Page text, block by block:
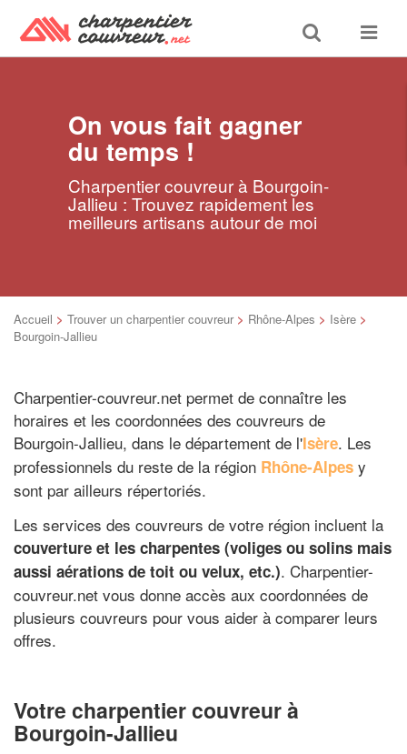
Toggle
search
Toggle
On vous fait gagner
du temps !
Charpentier couvreur à Bourgoin-
Jallieu : Trouvez rapidement les
meilleurs artisans autour de moi
Accueil > Trouver un charpentier couvreur > Rhône-Alpes > Isère >
Bourgoin-Jallieu
Charpentier-couvreur.net permet de connaître les
horaires et les coordonnées des couvreurs de
Bourgoin-Jallieu, dans le département de l'Isère. Les
professionnels du reste de la région Rhône-Alpes y
sont par ailleurs répertoriés.
Les services des couvreurs de votre région incluent la
couverture et les charpentes (voliges ou solins mais
aussi aérations de toit ou velux, etc.). Charpentier-
couvreur.net vous donne accès aux coordonnées de
plusieurs couvreurs pour vous aider à comparer leurs
offres.
Votre charpentier couvreur à
Bourgoin-Jallieu